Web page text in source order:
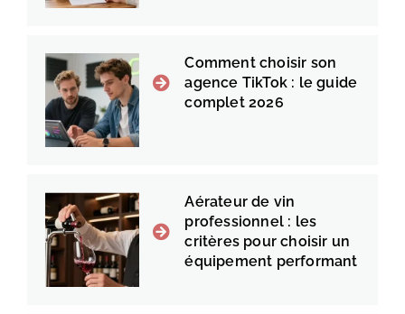
Comment choisir son
agence TikTok : le guide
complet 2026
Aérateur de vin
professionnel : les
critères pour choisir un
équipement performant